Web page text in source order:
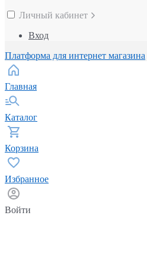
Личный кабинет
Вход
Платформа для интернет магазина
Главная
Каталог
Корзина
Избранное
Войти